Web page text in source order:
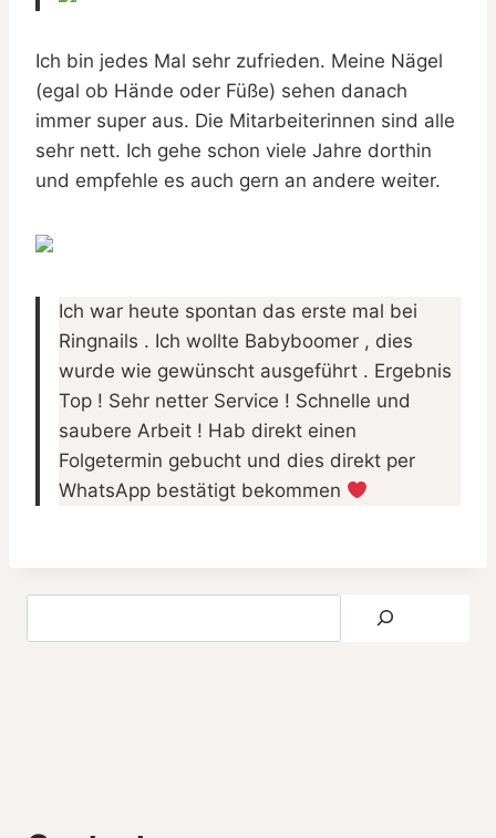
Ich bin jedes Mal sehr zufrieden. Meine Nägel
(egal ob Hände oder Füße) sehen danach
immer super aus. Die Mitarbeiterinnen sind alle
sehr nett. Ich gehe schon viele Jahre dorthin
und empfehle es auch gern an andere weiter.
Ich war heute spontan das erste mal bei
Ringnails . Ich wollte Babyboomer , dies
wurde wie gewünscht ausgeführt . Ergebnis
Top ! Sehr netter Service ! Schnelle und
saubere Arbeit ! Hab direkt einen
Folgetermin gebucht und dies direkt per
WhatsApp bestätigt bekommen